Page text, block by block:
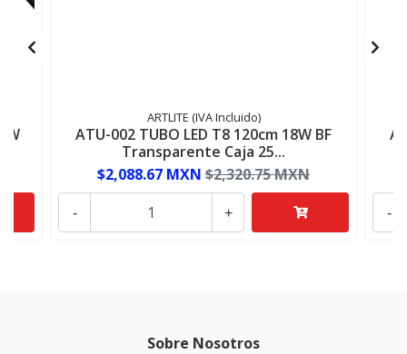
ARTLITE (IVA Incluido)
ATU-002 TUBO LED T8 120cm 18W BF
Transparente Caja 25...
$2,088.67 MXN $2,320.75 MXN
+
- -
Sobre Nosotros